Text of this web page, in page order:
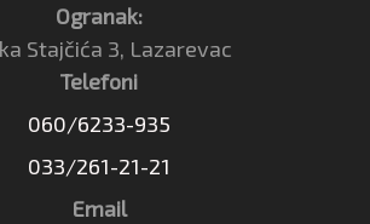
Ogranak:
Stajčića 3, Lazarevac
Telefoni
060/6233-935
033/261-21-21
Email